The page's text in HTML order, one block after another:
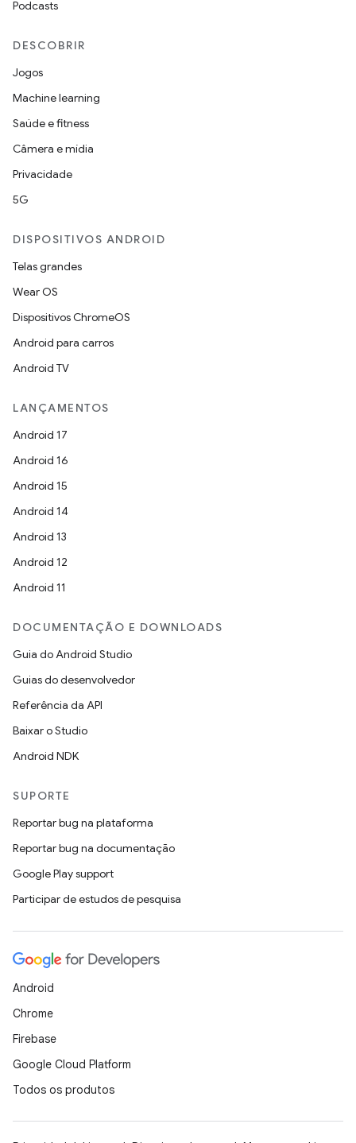
Podcasts
DESCOBRIR
Jogos
Machine learning
Saúde e fitness
Câmera e mídia
Privacidade
5G
DISPOSITIVOS ANDROID
Telas grandes
Wear OS
Dispositivos ChromeOS
Android para carros
Android TV
LANÇAMENTOS
Android 17
Android 16
Android 15
Android 14
Android 13
Android 12
Android 11
DOCUMENTAÇÃO E DOWNLOADS
Guia do Android Studio
Guias do desenvolvedor
Referência da API
Baixar o Studio
Android NDK
SUPORTE
Reportar bug na plataforma
Reportar bug na documentação
Google Play support
Participar de estudos de pesquisa
Android
Chrome
Firebase
Google Cloud Platform
Todos os produtos